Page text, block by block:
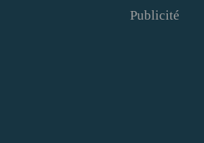
Publicité